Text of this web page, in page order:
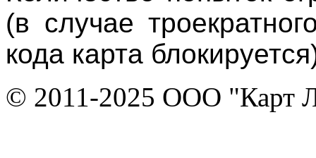
(в случае
кода карта
© 2011-2025 ООО "Карт